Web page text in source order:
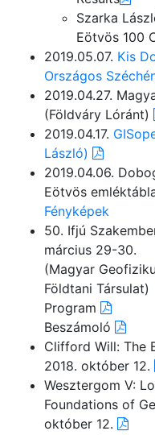
Szarka
Eötvös 100
2019.05.07. Kis
Országos
2019.04.27.
(Földváry Lóránt)
2019.04.17.
László)
2019.04.06.
Eötvös
Fényképek
50. Ifjú
március 29-30.
(Magyar
Földtani Társulat)
Program
Beszámoló
Clifford Will: The
2018. október 12.
Wesztergom V:
Foundations of
október 12.